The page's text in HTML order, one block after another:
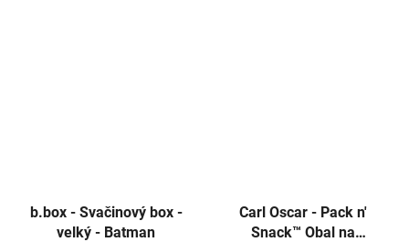
b.box - Svačinový box -
velký - Batman
Carl Oscar - Pack n'
Snack™ Obal na